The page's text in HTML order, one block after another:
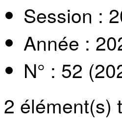
Session :
Année :
N° : 52
2 élément(s)